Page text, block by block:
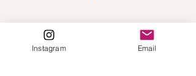
Commentaires
Instagram Email